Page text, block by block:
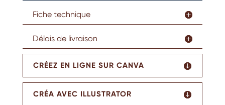
Fiche technique
Délais de livraison
CRÉEZ EN LIGNE SUR CANVA
CRÉA AVEC ILLUSTRATOR